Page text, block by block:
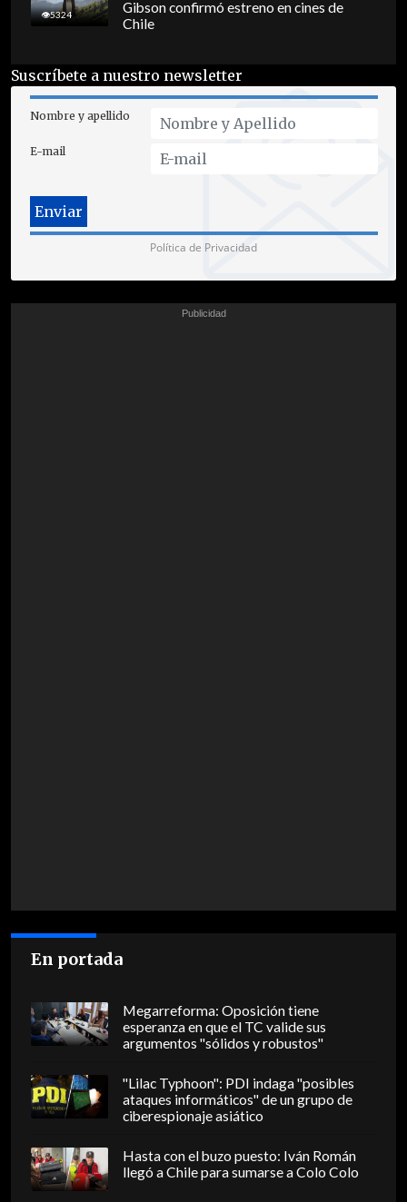
5324
Gibson confirmó estreno en cines de
Chile
Suscríbete a nuestro newsletter
Nombre y apellido
E-mail
Política de Privacidad
En portada
Megarreforma: Oposición tiene
esperanza en que el TC valide sus
argumentos "sólidos y robustos"
"Lilac Typhoon": PDI indaga "posibles
ataques informáticos" de un grupo de
ciberespionaje asiático
Hasta con el buzo puesto: Iván Román
llegó a Chile para sumarse a Colo Colo